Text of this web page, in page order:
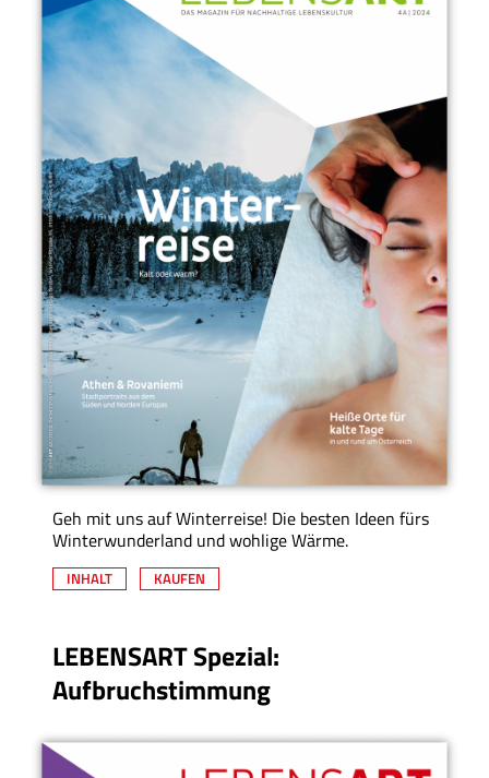
Geh mit uns auf Winterreise! Die besten Ideen fürs
Winterwunderland und wohlige Wärme.
INHALT KAUFEN
LEBENSART Spezial:
Aufbruchstimmung